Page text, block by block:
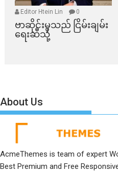
Editor Htein Lin 0
ဗာဆိုင်းမှသည် ငြိမ်းချမ်း
ရေးဆီသို့
About Us
AcmeThemes is team of expert
Best Premium and Free